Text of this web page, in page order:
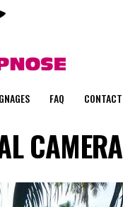
FAQ CONTACT
CAMERA